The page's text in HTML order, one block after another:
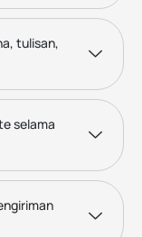
tulisan,
selama